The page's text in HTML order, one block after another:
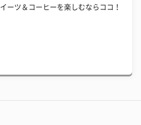
イーツ＆コーヒーを楽しむならココ！